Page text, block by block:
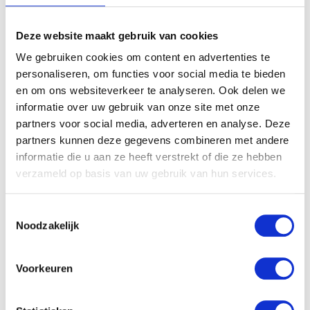
Deze website maakt gebruik van cookies
We gebruiken cookies om content en advertenties te
personaliseren, om functies voor social media te bieden
en om ons websiteverkeer te analyseren. Ook delen we
informatie over uw gebruik van onze site met onze
partners voor social media, adverteren en analyse. Deze
partners kunnen deze gegevens combineren met andere
informatie die u aan ze heeft verstrekt of die ze hebben
verzameld op basis van uw gebruik van hun services.
Noodzakelijk
Voorkeuren
Extra aandachtspunten
Niet te vol laden: Babykleertjes hebben ruimte
nodig om goed te drogen. Te volle trommels
leiden tot ongelijkmatige droging.
Direct uit de droger halen: Laat kleding niet te
lang in de trommel liggen om kreukvorming te
voorkomen.
Regelmatig onderhoud van de droger: Maak het
condensreservoir of de afvoer.